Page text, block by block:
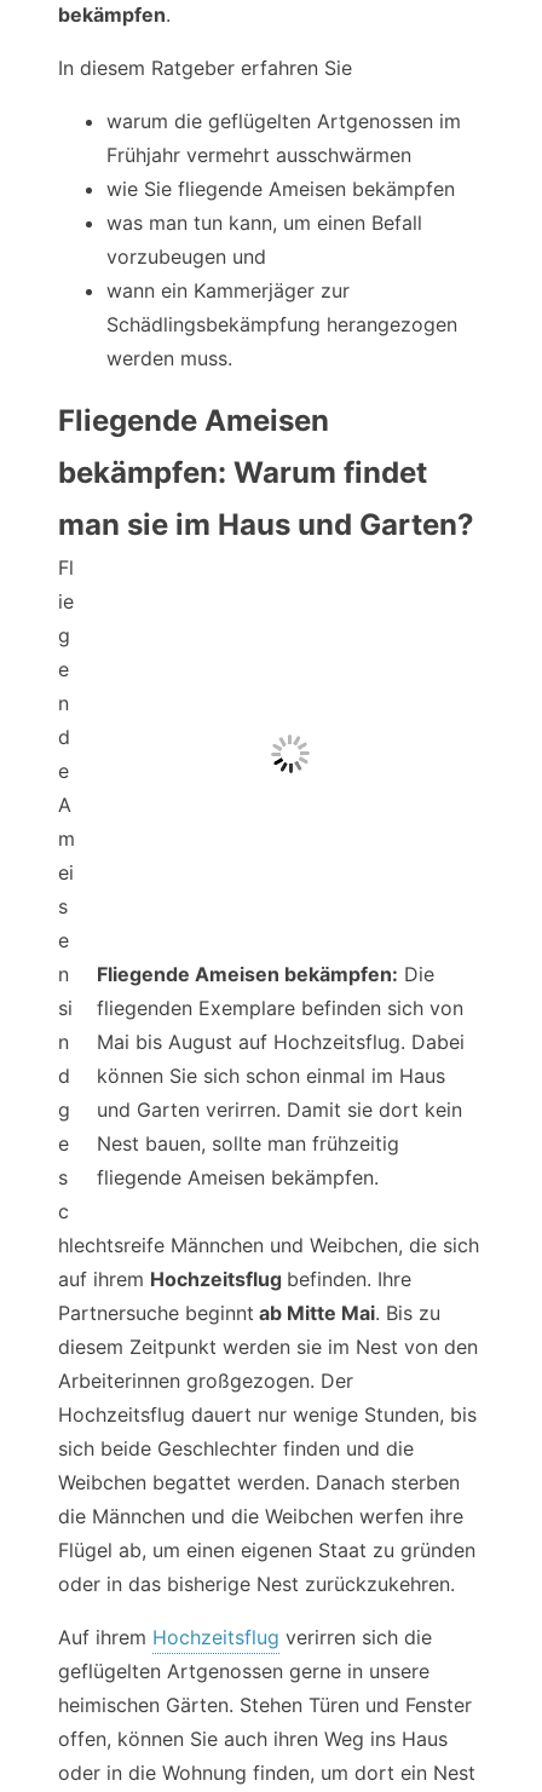
bekämpfen.
In diesem Ratgeber erfahren Sie
warum die geflügelten Artgenossen im
Frühjahr vermehrt ausschwärmen
wie Sie fliegende Ameisen bekämpfen
was man tun kann, um einen Befall
vorzubeugen und
wann ein Kammerjäger zur
Schädlingsbekämpfung herangezogen
werden muss.
Fliegende Ameisen
bekämpfen: Warum findet
man sie im Haus und Garten?
Fliegende Ameisen bekämpfen: Die
fliegenden Exemplare befinden sich von
Mai bis August auf Hochzeitsflug. Dabei
können Sie sich schon einmal im Haus
und Garten verirren. Damit sie dort kein
Nest bauen, sollte man frühzeitig
fliegende Ameisen bekämpfen.
Fl
ie
g
e
n
d
e
A
m
ei
s
e
n
si
n
d
g
e
s
c
hlechtsreife Männchen und Weibchen, die sich
auf ihrem Hochzeitsflug befinden. Ihre
Partnersuche beginnt ab Mitte Mai. Bis zu
diesem Zeitpunkt werden sie im Nest von den
Arbeiterinnen großgezogen. Der
Hochzeitsflug dauert nur wenige Stunden, bis
sich beide Geschlechter finden und die
Weibchen begattet werden. Danach sterben
die Männchen und die Weibchen werfen ihre
Flügel ab, um einen eigenen Staat zu gründen
oder in das bisherige Nest zurückzukehren.
Auf ihrem Hochzeitsflug verirren sich die
geflügelten Artgenossen gerne in unsere
heimischen Gärten. Stehen Türen und Fenster
offen, können Sie auch ihren Weg ins Haus
oder in die Wohnung finden, um dort ein Nest